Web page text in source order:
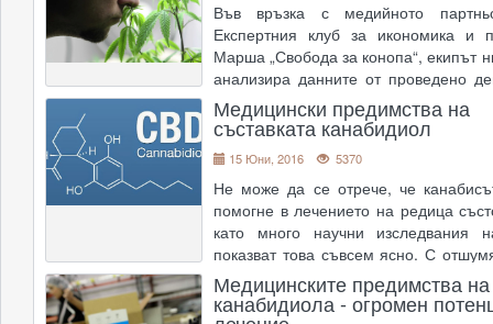
Във връзка с медийното
Експертния клуб за икономика и
Марша „Свобода за конопа“, екипът
анализира данните от проведено
изследване за нагласите на
евентуална декриминализация или
Медицински предимства на
съставката канабидиол
15 Юни, 2016 5370
Не може да се отрече, че
помогне в лечението на редица
като много научни изследвания
показват това съвсем ясно. С
стигмата, свързана с марихуана, и
остава история, все повече
Медицинските предимства на
канабидиола - огромен